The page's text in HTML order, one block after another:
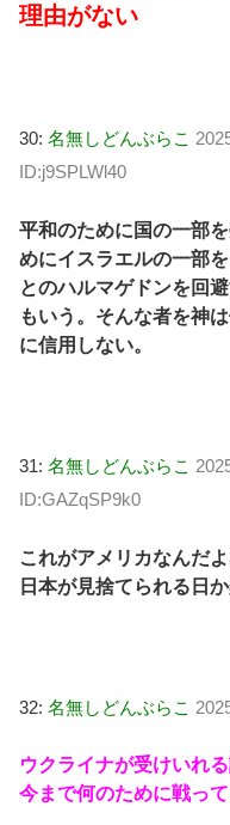
理由がない
30: 名無しどんぶらこ
ID:j9SPLWl40
平和のために国の一部
めにイスラエルの一部
とのハルマゲドンを回
もいう。そんな者を神
に信用しない。
31: 名無しどんぶらこ
ID:GAZqSP9k0
これがアメリカなんだ
日本が見捨てられる日
32: 名無しどんぶらこ
ウクライナが受けいれ
今まで何のために戦っ